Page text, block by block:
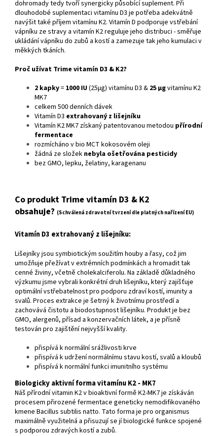
dohromady tedy tvoří synergicky působící suplement. Při
dlouhodobé suplementaci vitamínu D3 je potřeba adekvátně
navýšit také příjem vitamínu K2. Vitamín D podporuje vstřebání
vápníku ze stravy a vitamín K2 reguluje jeho distribuci - směřuje
ukládání vápníku do zubů a kostí a zamezuje tak jeho kumulaci v
měkkých tkáních.
Proč užívat Trime vitamín D3 & K2?
2 kapky= 1000 IU(25μg) vitamínu D3 & 25 μgvitamínu K2
MK7
celkem 500 denních dávek
Vitamín D3 extrahovaný z lišejníku
Vitamín K2 MK7 získaný patentovanou metodou přírodní
fermentace
rozmícháno v bio MCT kokosovém oleji
žádná ze složek nebyla ošetřována pesticidy
bez GMO, lepku, želatiny, karagenanu
Co produkt Trime vitamín D3 & K2
obsahuje? (Schválená zdravotní tvrzení dle platných nařízení EU)
Vitamín D3 extrahovaný z lišejníku:
Lišejníky jsou symbiotickým soužitím houby a řasy, což jim
umožňuje přežívat v extrémních podmínkách a hromadit tak
cenné živiny, včetně cholekalciferolu. Na základě důkladného
výzkumu jsme vybrali konkrétní druh lišejníku, který zajišťuje
optimální vstřebatelnost pro podporu zdraví kostí, imunity a
svalů. Proces extrakce je šetrný k životnímu prostředí a
zachovává čistotu a biodostupnost lišejníku. Produkt je bez
GMO, alergenů, přísad a konzervačních látek, a je přísně
testován pro zajištění nejvyšší kvality.
přispívá k normální srážlivosti krve
přispívá k udržení normálnímu stavu kostí, svalů a kloubů
přispívá k normální funkci imunitního systému
Biologicky aktivní forma vitamínu K2 - MK7
Náš přírodní vitamin K2 v bioaktivní formě K2-MK7 je získáván
procesem přirozené fermentace geneticky nemodifikovaného
kmene Bacillus subtilis natto. Tato forma je pro organismus
maximálně využitelná a přisuzují se jí biologické funkce spojené
s podporou zdravých kostí a zubů.